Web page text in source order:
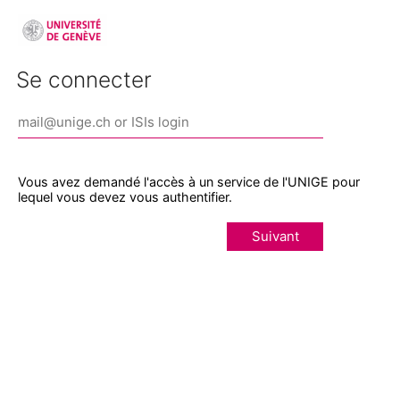
Se connecter
Vous avez demandé l'accès à un service de l'UNIGE pour
lequel vous devez vous authentifier.
Suivant